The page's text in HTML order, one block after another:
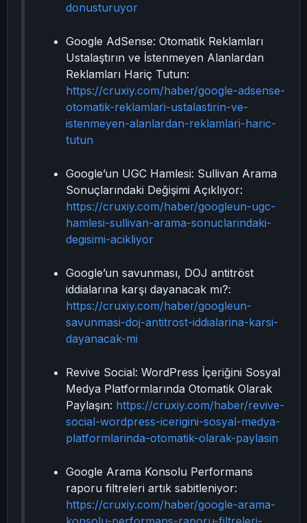
donusturuyor
Google AdSense: Otomatik Reklamları
Ustalaştırın ve İstenmeyen Alanlardan
Reklamları Hariç Tutun:
https://cruxiy.com/haber/google-adsense-
otomatik-reklamlari-ustalastirin-ve-
istenmeyen-alanlardan-reklamlari-haric-
tutun
Google’un UGC Hamlesi: Sullivan Arama
Sonuçlarındaki Değişimi Açıklıyor:
https://cruxiy.com/haber/googleun-ugc-
hamlesi-sullivan-arama-sonuclarindaki-
degisimi-acikliyor
Google’un savunması, DOJ antitröst
iddialarına karşı dayanacak mı?:
https://cruxiy.com/haber/googleun-
savunmasi-doj-antitrost-iddialarina-karsi-
dayanacak-mi
Revive Social: WordPress İçeriğini Sosyal
Medya Platformlarında Otomatik Olarak
Paylaşın: https://cruxiy.com/haber/revive-
social-wordpress-icerigini-sosyal-medya-
platformlarinda-otomatik-olarak-paylasin
Google Arama Konsolu Performans
raporu filtreleri artık sabitleniyor:
https://cruxiy.com/haber/google-arama-